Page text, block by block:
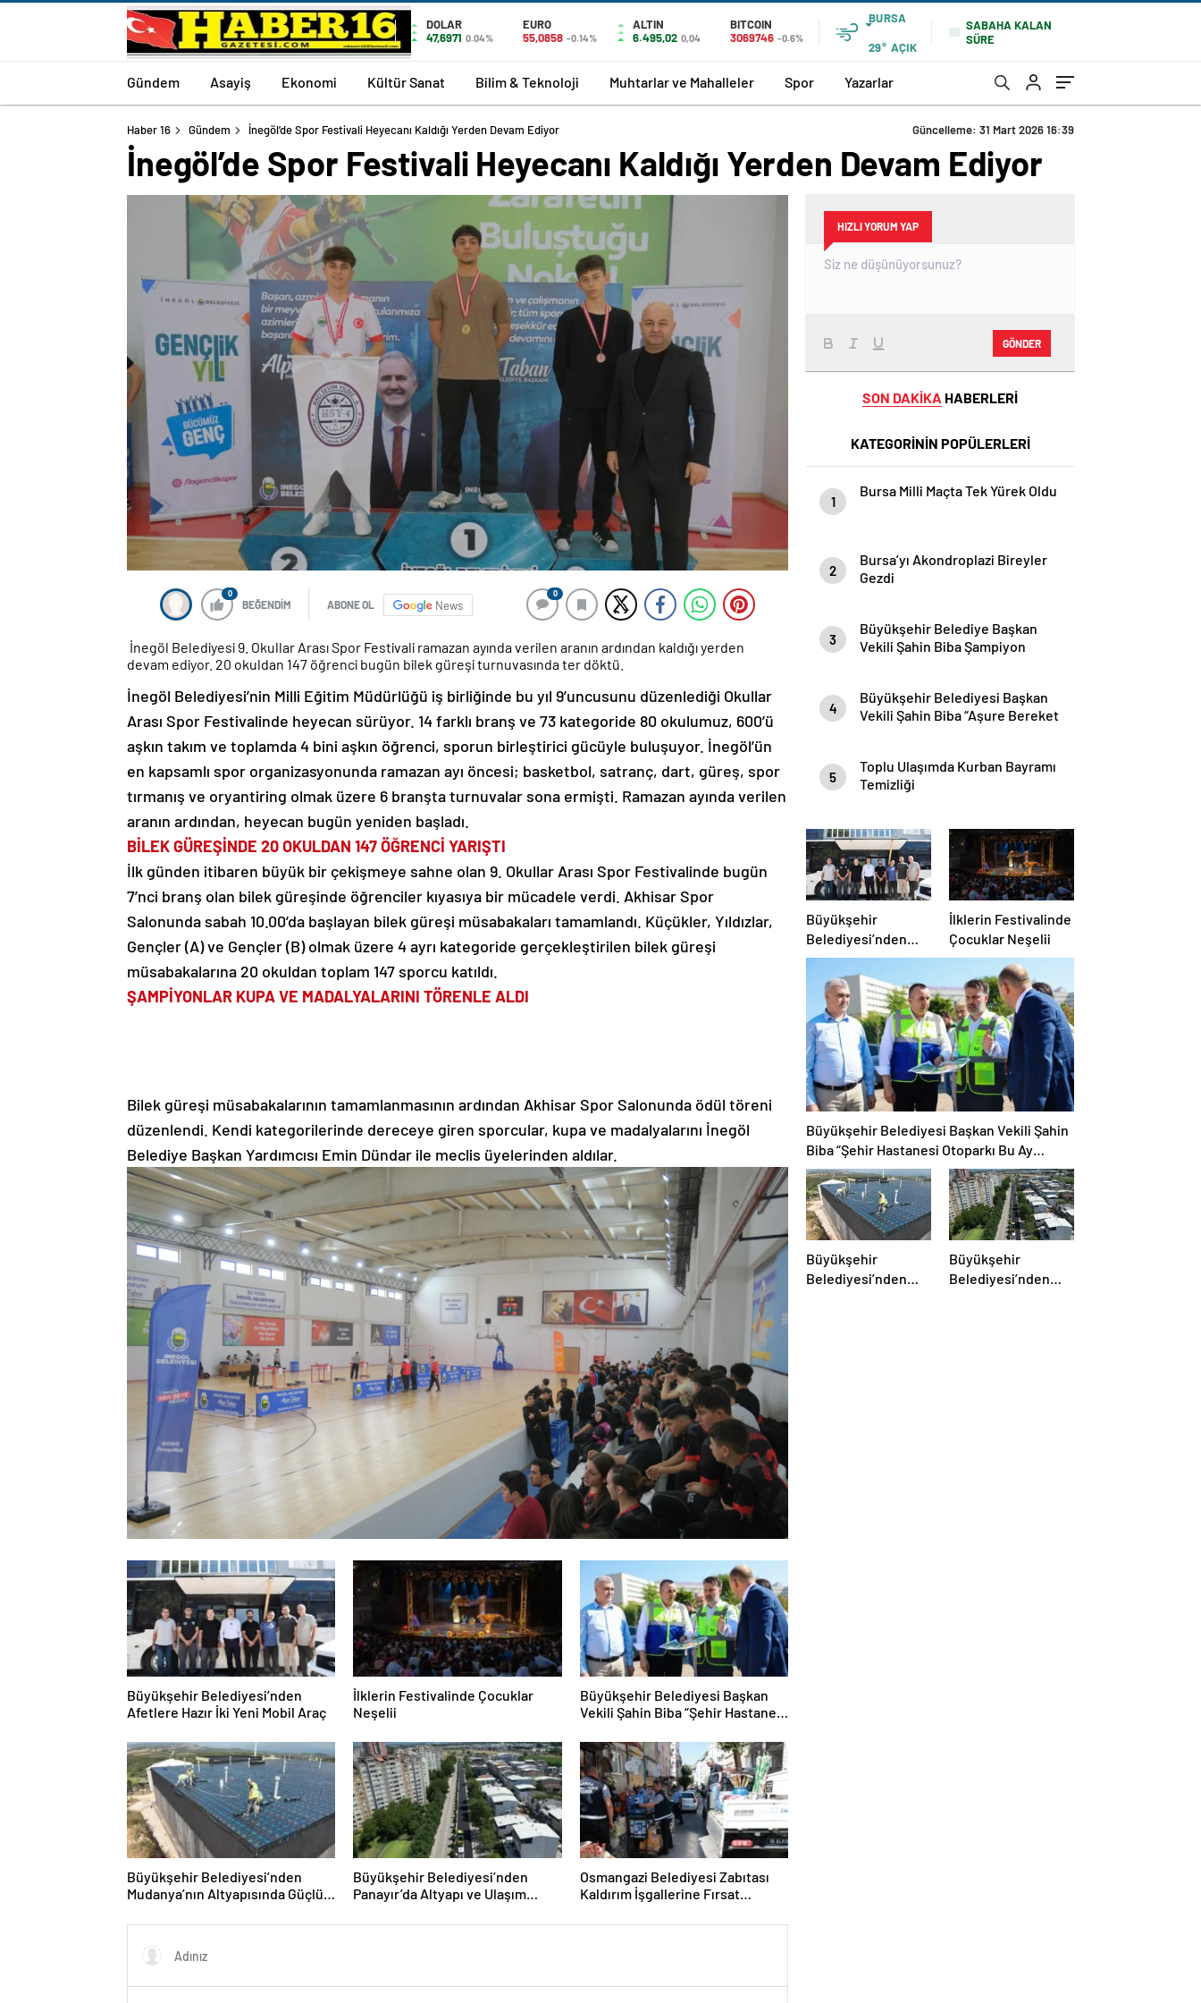
DOLAR
47,6971 0.04%
EURO
55,0858 -0.14%
ALTIN
6.495,02 0,04
BITCOIN
3069746 -0.6%
BURSA
29° AÇIK
SABAHA KALAN
SÜRE
Gündem Asayiş Ekonomi Kültür Sanat Bilim & Teknoloji Muhtarlar ve Mahalleler Spor Yazarlar
Haber 16 Gündem İnegöl’de Spor Festivali Heyecanı Kaldığı Yerden Devam Ediyor Güncelleme: 31 Mart 2026 16:39
İnegöl’de Spor Festivali Heyecanı Kaldığı Yerden Devam Ediyor
0
BEĞENDİM ABONE OL News
0
İnegöl Belediyesi 9. Okullar Arası Spor Festivali ramazan ayında verilen aranın ardından kaldığı yerden
devam ediyor. 20 okuldan 147 öğrenci bugün bilek güreşi turnuvasında ter döktü.
İnegöl Belediyesi’nin Milli Eğitim Müdürlüğü iş birliğinde bu yıl 9’uncusunu düzenlediği Okullar
Arası Spor Festivalinde heyecan sürüyor. 14 farklı branş ve 73 kategoride 80 okulumuz, 600’ü
aşkın takım ve toplamda 4 bini aşkın öğrenci, sporun birleştirici gücüyle buluşuyor. İnegöl’ün
en kapsamlı spor organizasyonunda ramazan ayı öncesi; basketbol, satranç, dart, güreş, spor
tırmanış ve oryantiring olmak üzere 6 branşta turnuvalar sona ermişti. Ramazan ayında verilen
aranın ardından, heyecan bugün yeniden başladı.
BİLEK GÜREŞİNDE 20 OKULDAN 147 ÖĞRENCİ YARIŞTI
İlk günden itibaren büyük bir çekişmeye sahne olan 9. Okullar Arası Spor Festivalinde bugün
7’nci branş olan bilek güreşinde öğrenciler kıyasıya bir mücadele verdi. Akhisar Spor
Salonunda sabah 10.00’da başlayan bilek güreşi müsabakaları tamamlandı. Küçükler, Yıldızlar,
Gençler (A) ve Gençler (B) olmak üzere 4 ayrı kategoride gerçekleştirilen bilek güreşi
müsabakalarına 20 okuldan toplam 147 sporcu katıldı.
ŞAMPİYONLAR KUPA VE MADALYALARINI TÖRENLE ALDI
Bilek güreşi müsabakalarının tamamlanmasının ardından Akhisar Spor Salonunda ödül töreni
düzenlendi. Kendi kategorilerinde dereceye giren sporcular, kupa ve madalyalarını İnegöl
Belediye Başkan Yardımcısı Emin Dündar ile meclis üyelerinden aldılar.
Büyükşehir Belediyesi’nden
Afetlere Hazır İki Yeni Mobil Araç
İlklerin Festivalinde Çocuklar
Neşelii
Büyükşehir Belediyesi Başkan
Vekili Şahin Biba “Şehir Hastanesi
Büyükşehir Belediyesi’nden
Mudanya’nın Altyapısında Güçlü
Büyükşehir Belediyesi’nden
Panayır’da Altyapı ve Ulaşım
Osmangazi Belediyesi Zabıtası
Kaldırım İşgallerine Fırsat
HIZLI YORUM YAP
GÖNDER
SON DAKİKA HABERLERİ
KATEGORİNİN POPÜLERLERİ
1
Bursa Milli Maçta Tek Yürek Oldu
2
Bursa’yı Akondroplazi Bireyler
Gezdi
3
Büyükşehir Belediye Başkan
Vekili Şahin Biba Şampiyon
4
Büyükşehir Belediyesi Başkan
Vekili Şahin Biba “Aşure Bereket
5
Toplu Ulaşımda Kurban Bayramı
Temizliği
Büyükşehir
Belediyesi’nden
Afetlere Hazır İki
Yeni Mobil Araç
İlklerin Festivalinde
Çocuklar Neşelii
Büyükşehir Belediyesi Başkan Vekili Şahin
Biba “Şehir Hastanesi Otoparkı Bu Ay
Hizmete Açılacak”
Büyükşehir
Belediyesi’nden
Büyükşehir
Belediyesi’nden